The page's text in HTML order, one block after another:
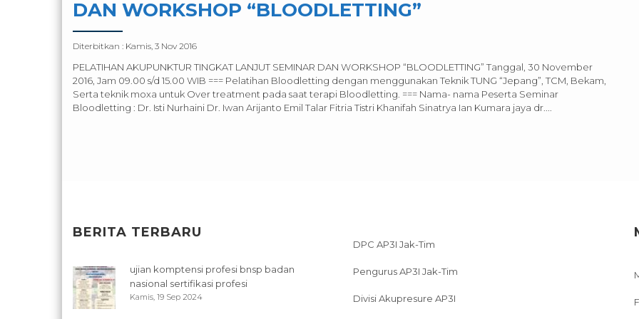
DAN WORKSHOP “BLOODLETTING”
Diterbitkan : Kamis, 3 Nov 2016
PELATIHAN AKUPUNKTUR TINGKAT LANJUT SEMINAR DAN WORKSHOP “BLOODLETTING” Tanggal, 30 November
2016, Jam 09.00 s/d 15.00 WIB === Pelatihan Bloodletting dengan menggunakan Teknik TUNG “Jepang”, TCM, Bekam,
Serta teknik moxa untuk Over treatment pada saat terapi Bloodletting. === Nama- nama Peserta Seminar
Bloodletting : Dr. Isti Nurhaini Dr. Iwan Arijanto Emil Talar Fitria Tistri Khanifah Sinatrya Ian Kumara jaya dr....
BERITA TERBARU
ujian komptensi profesi bnsp badan
nasional sertifikasi profesi
Kamis, 19 Sep 2024
DPC AP3I Jak-Tim
Pengurus AP3I Jak-Tim
Divisi Akupresure AP3I